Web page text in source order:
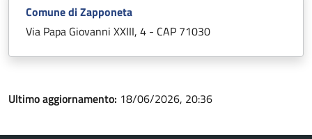
Comune di Zapponeta
Via Papa Giovanni XXIII, 4 - CAP 71030
Ultimo aggiornamento: 18/06/2026, 20:36